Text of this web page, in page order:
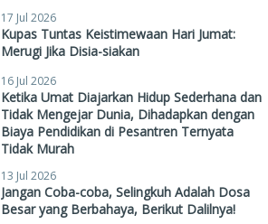
17 Jul 2026
Kupas Tuntas Keistimewaan Hari Jumat:
Merugi Jika Disia-siakan
16 Jul 2026
Ketika Umat Diajarkan Hidup Sederhana dan
Tidak Mengejar Dunia, Dihadapkan dengan
Biaya Pendidikan di Pesantren Ternyata
Tidak Murah
13 Jul 2026
Jangan Coba-coba, Selingkuh Adalah Dosa
Besar yang Berbahaya, Berikut Dalilnya!